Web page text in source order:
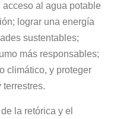
al agua potable
lograr una energía
sustentables;
más responsables;
climático, y proteger
terrestres.
la retórica y el